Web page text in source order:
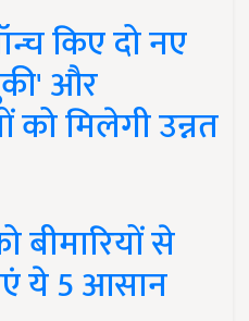
किए दो नए
और
को मिलेगी उन्नत
से
ये 5 आसान